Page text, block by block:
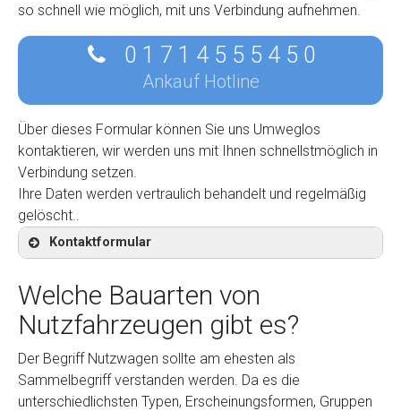
so schnell wie möglich, mit uns Verbindung aufnehmen.
0 1 7 1 4 5 5 5 4 5 0
Ankauf Hotline
Über dieses Formular können Sie uns Umweglos
kontaktieren, wir werden uns mit Ihnen schnellstmöglich in
Verbindung setzen.
Ihre Daten werden vertraulich behandelt und regelmäßig
gelöscht..
Kontaktformular
Kontaktformular
Marke
Welche Bauarten von
Nutzfahrzeugen gibt es?
Der Begriff Nutzwagen sollte am ehesten als
Sammelbegriff verstanden werden. Da es die
unterschiedlichsten Typen, Erscheinungsformen, Gruppen